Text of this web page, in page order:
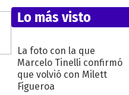
Lo más visto
La foto con la que
Marcelo Tinelli confirmó
que volvió con Milett
Figueroa